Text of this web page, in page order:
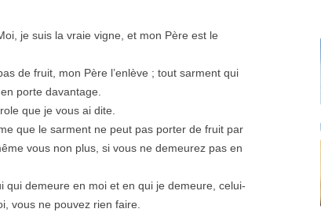
je suis la vraie vigne, et mon Père est le
de fruit, mon Père l’enlève ; tout sarment qui
porte davantage.
que je vous ai dite.
que le sarment ne peut pas porter de fruit par
vous non plus, si vous ne demeurez pas en
qui demeure en moi et en qui je demeure, celui-
vous ne pouvez rien faire.